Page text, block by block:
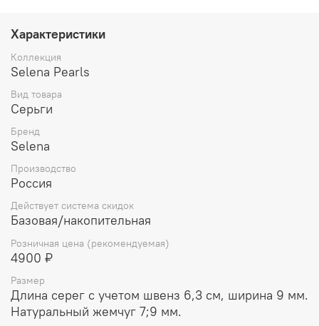
Характеристики
Коллекция
Selena Pearls
Вид товара
Серьги
Бренд
Selena
Производство
Россия
Действует система скидок
Базовая/накопительная
Розничная цена (рекомендуемая)
4900 ₽
Размер
Длина серег с учетом швенз 6,3 см, ширина 9 мм.
Натуральный жемчуг 7;9 мм.